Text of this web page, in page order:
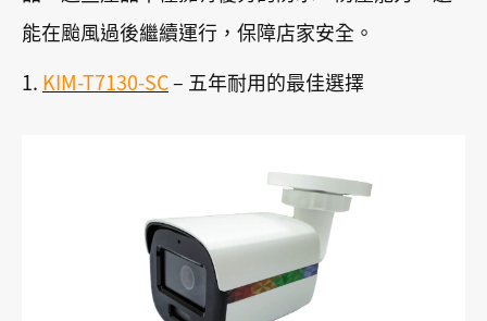
能在颱風過後繼續運行，保障店家安全。
1. KIM-T7130-SC– 五年耐用的最佳選擇